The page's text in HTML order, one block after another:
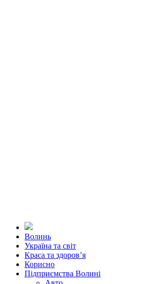
Волинь
Україна та світ
Краса та здоров’я
Корисно
Підприємства Волині